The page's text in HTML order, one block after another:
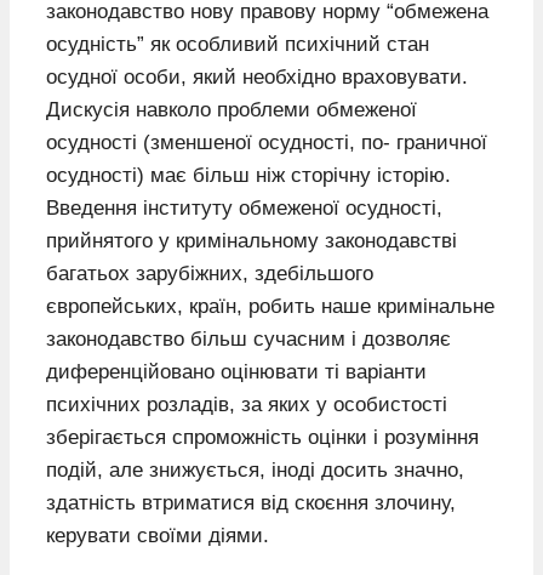
законодавство нову правову норму “обмежена
осудність” як особливий психічний стан
осудної особи, який необхідно враховувати.
Дискусія навколо проблеми обмеженої
осудності (зменшеної осудності, по- граничної
осудності) має більш ніж сторічну історію.
Введення інституту обмеженої осудності,
прийнятого у кримінальному законодавстві
багатьох зарубіжних, здебільшого
європейських, країн, робить наше кримінальне
законодавство більш сучасним і дозволяє
диференційовано оцінювати ті варіанти
психічних розладів, за яких у особистості
зберігається спроможність оцінки і розуміння
подій, але знижується, іноді досить значно,
здатність втриматися від скоєння злочину,
керувати своїми діями.